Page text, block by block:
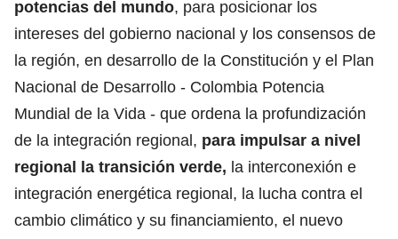
potencias del mundo, para posicionar los
intereses del gobierno nacional y los consensos de
la región, en desarrollo de la Constitución y el Plan
Nacional de Desarrollo - Colombia Potencia
Mundial de la Vida - que ordena la profundización
de la integración regional, para impulsar a nivel
regional la transición verde, la interconexión e
integración energética regional, la lucha contra el
cambio climático y su financiamiento, el nuevo